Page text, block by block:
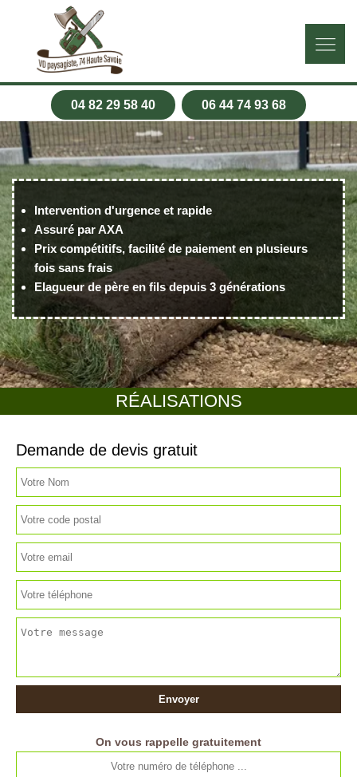
04 82 29 58 40 06 44 74 93 68
RÉALISATIONS
Intervention d'urgence et rapide
Assuré par AXA
Prix compétitifs, facilité de paiement en plusieurs
fois sans frais
Elagueur de père en fils depuis 3 générations
Demande de devis gratuit
On vous rappelle gratuitement